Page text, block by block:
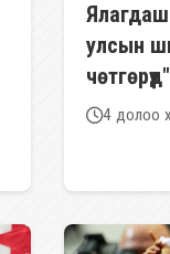
улсын
4 долоо